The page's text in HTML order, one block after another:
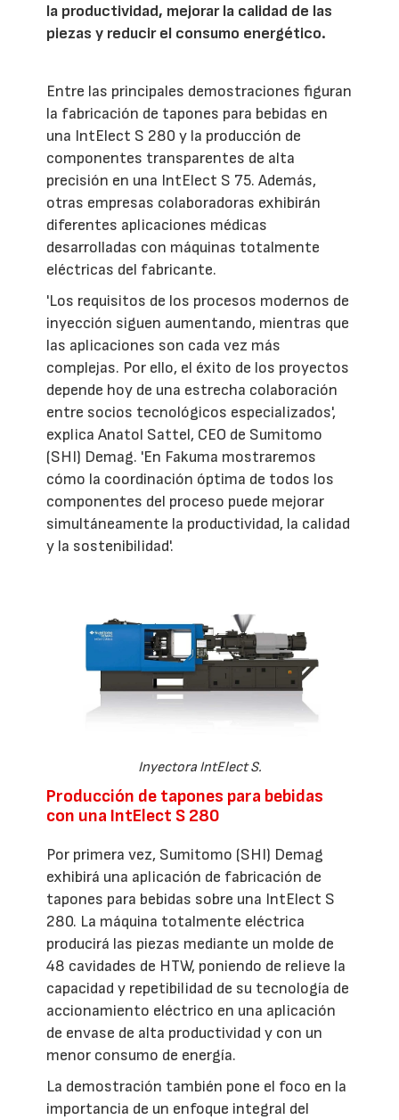
la productividad, mejorar la calidad de las
piezas y reducir el consumo energético.
Entre las principales demostraciones figuran
la fabricación de tapones para bebidas en
una IntElect S 280 y la producción de
componentes transparentes de alta
precisión en una IntElect S 75. Además,
otras empresas colaboradoras exhibirán
diferentes aplicaciones médicas
desarrolladas con máquinas totalmente
eléctricas del fabricante.
'Los requisitos de los procesos modernos de
inyección siguen aumentando, mientras que
las aplicaciones son cada vez más
complejas. Por ello, el éxito de los proyectos
depende hoy de una estrecha colaboración
entre socios tecnológicos especializados',
explica Anatol Sattel, CEO de Sumitomo
(SHI) Demag. 'En Fakuma mostraremos
cómo la coordinación óptima de todos los
componentes del proceso puede mejorar
simultáneamente la productividad, la calidad
y la sostenibilidad'.
Inyectora IntElect S.
Producción de tapones para bebidas
con una IntElect S 280
Por primera vez, Sumitomo (SHI) Demag
exhibirá una aplicación de fabricación de
tapones para bebidas sobre una IntElect S
280. La máquina totalmente eléctrica
producirá las piezas mediante un molde de
48 cavidades de HTW, poniendo de relieve la
capacidad y repetibilidad de su tecnología de
accionamiento eléctrico en una aplicación
de envase de alta productividad y con un
menor consumo de energía.
La demostración también pone el foco en la
importancia de un enfoque integral del